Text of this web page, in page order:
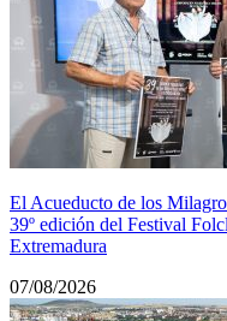
El Acueducto de los
39º edición del Festival
Extremadura
07/08/2026